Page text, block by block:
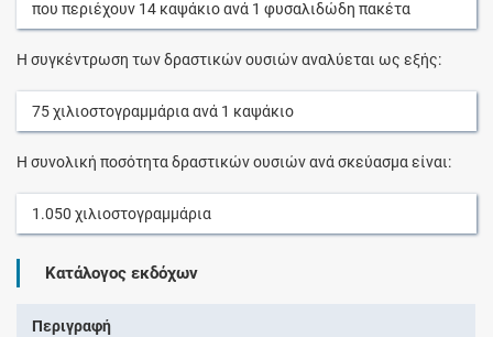
που περιέχουν 14 καψάκιοανά 1 φυσαλιδώδη πακέτα
Η συγκέντρωση των δραστικών ουσιών αναλύεται ως εξής:
75χιλιοστογραμμάριαανά 1 καψάκιο
Η συνολική ποσότητα δραστικών ουσιών ανά σκεύασμα είναι:
1.050 χιλιοστογραμμάρια
Κατάλογος εκδόχων
Περιγραφή